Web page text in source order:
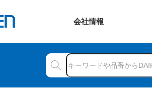
会社情報